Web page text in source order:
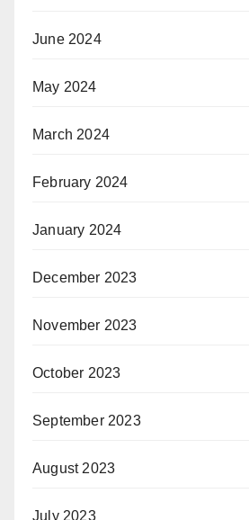
June 2024
May 2024
March 2024
February 2024
January 2024
December 2023
November 2023
October 2023
September 2023
August 2023
July 2023